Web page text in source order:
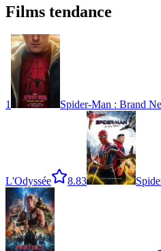
Films tendance
1 Spider-Man : Brand
L'Odyssée 8.83